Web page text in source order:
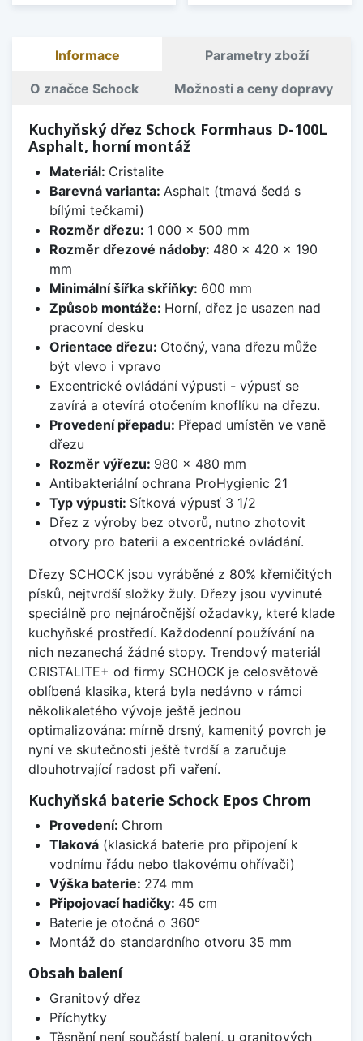
Informace Parametry zboží
O značce Schock Možnosti a ceny dopravy
Kuchyňský dřez Schock Formhaus D-100L
Asphalt, horní montáž
Materiál: Cristalite
Barevná varianta: Asphalt (tmavá šedá s
bílými tečkami)
Rozměr dřezu: 1 000 x 500 mm
Rozměr dřezové nádoby: 480 x 420 x 190
mm
Minimální šířka skříňky: 600 mm
Způsob montáže: Horní, dřez je usazen nad
pracovní desku
Orientace dřezu: Otočný, vana dřezu může
být vlevo i vpravo
Excentrické ovládání výpusti - výpusť se
zavírá a otevírá otočením knoflíku na dřezu.
Provedení přepadu: Přepad umístěn ve vaně
dřezu
Rozměr výřezu: 980 x 480 mm
Antibakteriální ochrana ProHygienic 21
Typ výpusti: Sítková výpusť 3 1/2
Dřez z výroby bez otvorů, nutno zhotovit
otvory pro baterii a excentrické ovládání.
Dřezy SCHOCK jsou vyráběné z 80% křemičitých
písků, nejtvrdší složky žuly. Dřezy jsou vyvinuté
speciálně pro nejnáročnější ožadavky, které klade
kuchyňské prostředí. Každodenní používání na
nich nezanechá žádné stopy. Trendový materiál
CRISTALITE+ od firmy SCHOCK je celosvětově
oblíbená klasika, která byla nedávno v rámci
několikaletého vývoje ještě jednou
optimalizována: mírně drsný, kamenitý povrch je
nyní ve skutečnosti ještě tvrdší a zaručuje
dlouhotrvající radost při vaření.
Kuchyňská baterie Schock Epos Chrom
Provedení: Chrom
Tlaková(klasická baterie pro připojení k
vodnímu řádu nebo tlakovému ohřívači)
Výška baterie: 274 mm
Připojovací hadičky: 45 cm
Baterie je otočná o 360°
Montáž do standardního otvoru 35 mm
Obsah balení
Granitový dřez
Příchytky
Těsnění není součástí balení, u granitových